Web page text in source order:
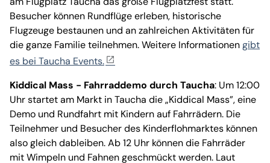
Besucher können Rundflüge erleben, historische
Flugzeuge bestaunen und an zahlreichen Aktivitäten für
die ganze Familie teilnehmen. Weitere Informationengibt
es bei Taucha Events.
Kiddical Mass - Fahrraddemo durch Taucha: Um 12:00
Uhr startet am Markt in Taucha die „Kiddical Mass”, eine
Demo und Rundfahrt mit Kindern auf Fahrrädern. Die
Teilnehmer und Besucher des Kinderflohmarktes können
also gleich dableiben. Ab 12 Uhr können die Fahrräder
mit Wimpeln und Fahnen geschmückt werden. Laut